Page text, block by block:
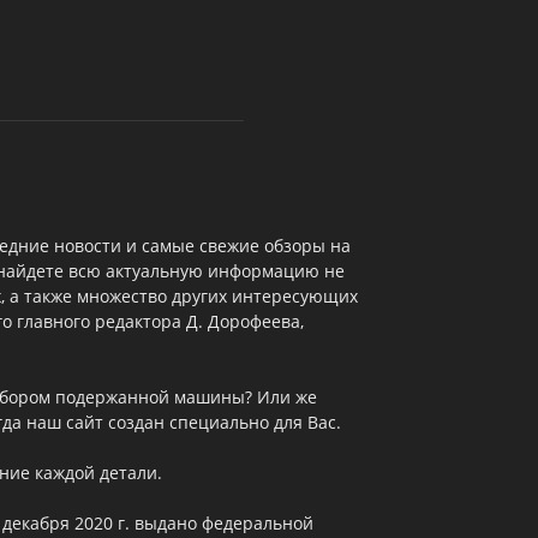
новости и самые свежие обзоры на
всю актуальную информацию не
а также множество других интересующих
главного редактора Д. Дорофеева,
подержанной машины? Или же
наш сайт создан специально для Вас.
каждой детали.
2020 г. выдано федеральной